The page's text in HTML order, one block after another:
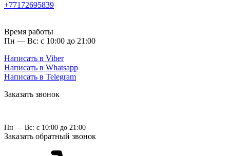
+77172695839
Время работы
Пн — Вс: с 10:00 до 21:00
Написать в Viber
Написать в Whatsapp
Написать в Telegram
Заказать звонок
Пн — Вс: с 10:00 до 21:00
Заказать обратный звонок